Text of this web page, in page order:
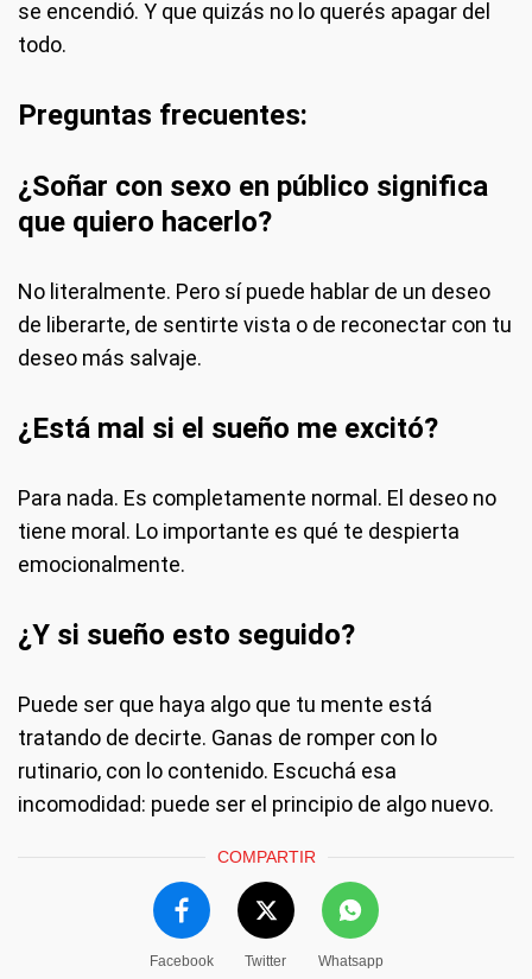
se encendió. Y que quizás no lo querés apagar del
todo.
Preguntas frecuentes:
¿Soñar con sexo en público significa
que quiero hacerlo?
No literalmente. Pero sí puede hablar de un deseo
de liberarte, de sentirte vista o de reconectar con tu
deseo más salvaje.
¿Está mal si el sueño me excitó?
Para nada. Es completamente normal. El deseo no
tiene moral. Lo importante es qué te despierta
emocionalmente.
¿Y si sueño esto seguido?
Puede ser que haya algo que tu mente está
tratando de decirte. Ganas de romper con lo
rutinario, con lo contenido. Escuchá esa
incomodidad: puede ser el principio de algo nuevo.
COMPARTIR
Facebook Twitter Whatsapp